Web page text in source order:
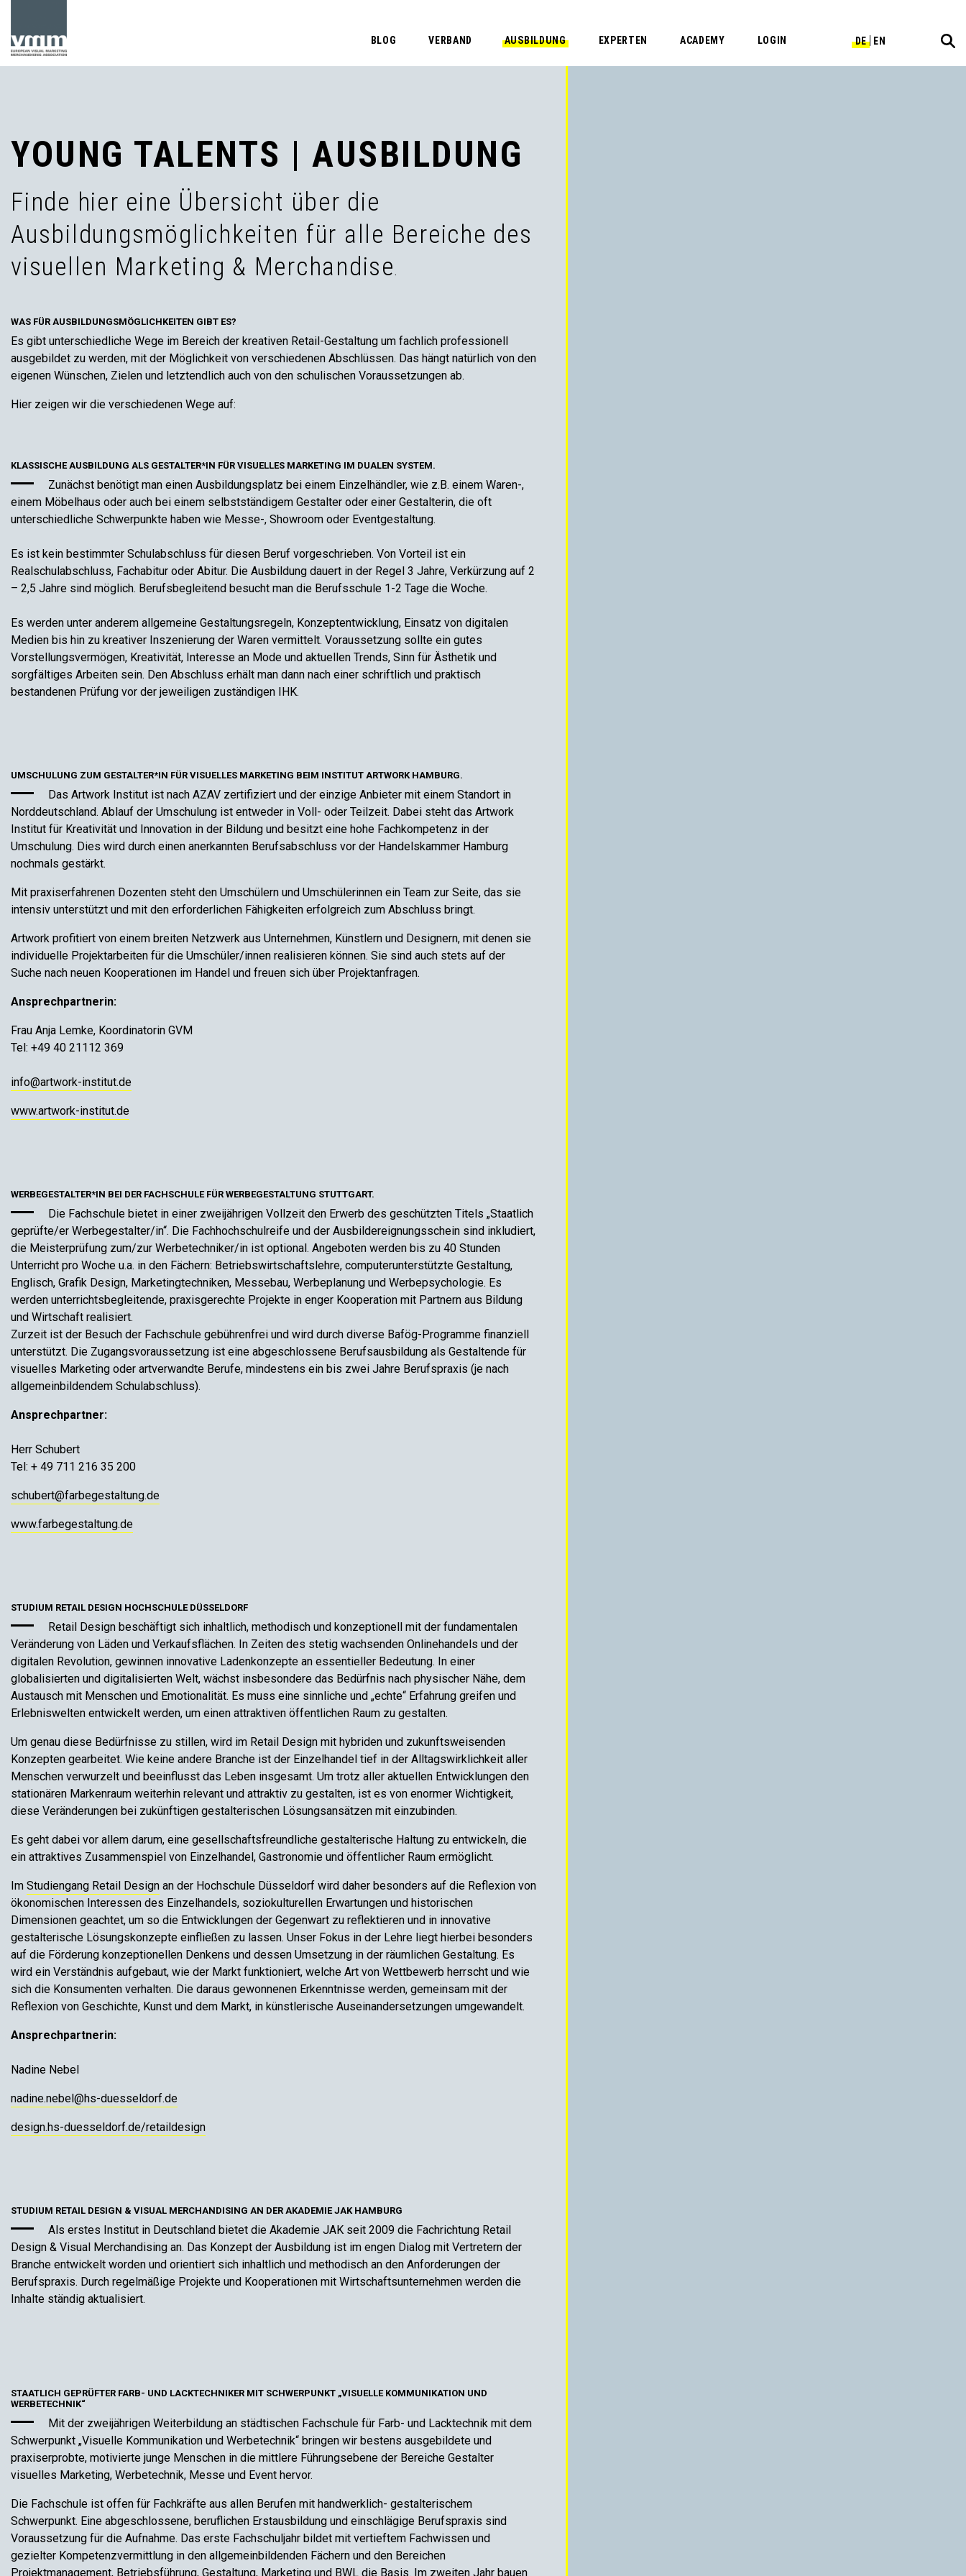
BLOG VERBAND AUSBILDUNG EXPERTEN ACADEMY LOGIN DE EN
YOUNG TALENTS | AUSBILDUNG
Finde hier eine Übersicht über die
Ausbildungsmöglichkeiten für alle Bereiche des
visuellen Marketing & Merchandise.
WAS FÜR AUSBILDUNGSMÖGLICHKEITEN GIBT ES?
Es gibt unterschiedliche Wege im Bereich der kreativen Retail-Gestaltung um fachlich professionell
ausgebildet zu werden, mit der Möglichkeit von verschiedenen Abschlüssen. Das hängt natürlich von den
eigenen Wünschen, Zielen und letztendlich auch von den schulischen Voraussetzungen ab.
Hier zeigen wir die verschiedenen Wege auf:
KLASSISCHE AUSBILDUNG ALS GESTALTER*IN FÜR VISUELLES MARKETING IM DUALEN SYSTEM.
Zunächst benötigt man einen Ausbildungsplatz bei einem Einzelhändler, wie z.B. einem Waren-,
einem Möbelhaus oder auch bei einem selbstständigem Gestalter oder einer Gestalterin, die oft
unterschiedliche Schwerpunkte haben wie Messe-, Showroom oder Eventgestaltung.
Es ist kein bestimmter Schulabschluss für diesen Beruf vorgeschrieben. Von Vorteil ist ein
Realschulabschluss, Fachabitur oder Abitur. Die Ausbildung dauert in der Regel 3 Jahre, Verkürzung auf 2
– 2,5 Jahre sind möglich. Berufsbegleitend besucht man die Berufsschule 1-2 Tage die Woche.
Es werden unter anderem allgemeine Gestaltungsregeln, Konzeptentwicklung, Einsatz von digitalen
Medien bis hin zu kreativer Inszenierung der Waren vermittelt. Voraussetzung sollte ein gutes
Vorstellungsvermögen, Kreativität, Interesse an Mode und aktuellen Trends, Sinn für Ästhetik und
sorgfältiges Arbeiten sein. Den Abschluss erhält man dann nach einer schriftlich und praktisch
bestandenen Prüfung vor der jeweiligen zuständigen IHK.
UMSCHULUNG ZUM GESTALTER*IN FÜR VISUELLES MARKETING BEIM INSTITUT ARTWORK HAMBURG.
Das Artwork Institut ist nach AZAV zertifiziert und der einzige Anbieter mit einem Standort in
Norddeutschland. Ablauf der Umschulung ist entweder in Voll- oder Teilzeit. Dabei steht das Artwork
Institut für Kreativität und Innovation in der Bildung und besitzt eine hohe Fachkompetenz in der
Umschulung. Dies wird durch einen anerkannten Berufsabschluss vor der Handelskammer Hamburg
nochmals gestärkt.
Mit praxiserfahrenen Dozenten steht den Umschülern und Umschülerinnen ein Team zur Seite, das sie
intensiv unterstützt und mit den erforderlichen Fähigkeiten erfolgreich zum Abschluss bringt.
Artwork profitiert von einem breiten Netzwerk aus Unternehmen, Künstlern und Designern, mit denen sie
individuelle Projektarbeiten für die Umschüler/innen realisieren können. Sie sind auch stets auf der
Suche nach neuen Kooperationen im Handel und freuen sich über Projektanfragen.
Ansprechpartnerin:
Frau Anja Lemke, Koordinatorin GVM
Tel: +49 40 21112 369
info@artwork-institut.de
www.artwork-institut.de
WERBEGESTALTER*IN BEI DER FACHSCHULE FÜR WERBEGESTALTUNG STUTTGART.
Die Fachschule bietet in einer zweijährigen Vollzeit den Erwerb des geschützten Titels „Staatlich
geprüfte/er Werbegestalter/in“. Die Fachhochschulreife und der Ausbildereignungsschein sind inkludiert,
die Meisterprüfung zum/zur Werbetechniker/in ist optional. Angeboten werden bis zu 40 Stunden
Unterricht pro Woche u.a. in den Fächern: Betriebswirtschaftslehre, computerunterstützte Gestaltung,
Englisch, Grafik Design, Marketingtechniken, Messebau, Werbeplanung und Werbepsychologie. Es
werden unterrichtsbegleitende, praxisgerechte Projekte in enger Kooperation mit Partnern aus Bildung
und Wirtschaft realisiert.
Zurzeit ist der Besuch der Fachschule gebührenfrei und wird durch diverse Bafög-Programme finanziell
unterstützt. Die Zugangsvoraussetzung ist eine abgeschlossene Berufsausbildung als Gestaltende für
visuelles Marketing oder artverwandte Berufe, mindestens ein bis zwei Jahre Berufspraxis (je nach
allgemeinbildendem Schulabschluss).
Ansprechpartner:
Herr Schubert
Tel: + 49 711 216 35 200
schubert@farbegestaltung.de
www.farbegestaltung.de
STUDIUM RETAIL DESIGN HOCHSCHULE DÜSSELDORF
Retail Design beschäftigt sich inhaltlich, methodisch und konzeptionell mit der fundamentalen
Veränderung von Läden und Verkaufsflächen. In Zeiten des stetig wachsenden Onlinehandels und der
digitalen Revolution, gewinnen innovative Ladenkonzepte an essentieller Bedeutung. In einer
globalisierten und digitalisierten Welt, wächst insbesondere das Bedürfnis nach physischer Nähe, dem
Austausch mit Menschen und Emotionalität. Es muss eine sinnliche und „echte“ Erfahrung greifen und
Erlebniswelten entwickelt werden, um einen attraktiven öffentlichen Raum zu gestalten.
Um genau diese Bedürfnisse zu stillen, wird im Retail Design mit hybriden und zukunftsweisenden
Konzepten gearbeitet. Wie keine andere Branche ist der Einzelhandel tief in der Alltagswirklichkeit aller
Menschen verwurzelt und beeinflusst das Leben insgesamt. Um trotz aller aktuellen Entwicklungen den
stationären Markenraum weiterhin relevant und attraktiv zu gestalten, ist es von enormer Wichtigkeit,
diese Veränderungen bei zukünftigen gestalterischen Lösungsansätzen mit einzubinden.
Es geht dabei vor allem darum, eine gesellschaftsfreundliche gestalterische Haltung zu entwickeln, die
ein attraktives Zusammenspiel von Einzelhandel, Gastronomie und öffentlicher Raum ermöglicht.
Im Studiengang Retail Design an der Hochschule Düsseldorf wird daher besonders auf die Reflexion von
ökonomischen Interessen des Einzelhandels, soziokulturellen Erwartungen und historischen
Dimensionen geachtet, um so die Entwicklungen der Gegenwart zu reflektieren und in innovative
gestalterische Lösungskonzepte einfließen zu lassen. Unser Fokus in der Lehre liegt hierbei besonders
auf die Förderung konzeptionellen Denkens und dessen Umsetzung in der räumlichen Gestaltung. Es
wird ein Verständnis aufgebaut, wie der Markt funktioniert, welche Art von Wettbewerb herrscht und wie
sich die Konsumenten verhalten. Die daraus gewonnenen Erkenntnisse werden, gemeinsam mit der
Reflexion von Geschichte, Kunst und dem Markt, in künstlerische Auseinandersetzungen umgewandelt.
Ansprechpartnerin:
Nadine Nebel
nadine.nebel@hs-duesseldorf.de
design.hs-duesseldorf.de/retaildesign
STUDIUM RETAIL DESIGN & VISUAL MERCHANDISING AN DER AKADEMIE JAK HAMBURG
Als erstes Institut in Deutschland bietet die Akademie JAK seit 2009 die Fachrichtung Retail
Design & Visual Merchandising an. Das Konzept der Ausbildung ist im engen Dialog mit Vertretern der
Branche entwickelt worden und orientiert sich inhaltlich und methodisch an den Anforderungen der
Berufspraxis. Durch regelmäßige Projekte und Kooperationen mit Wirtschaftsunternehmen werden die
Inhalte ständig aktualisiert.
STAATLICH GEPRÜFTER FARB- UND LACKTECHNIKER MIT SCHWERPUNKT „VISUELLE KOMMUNIKATION UND
WERBETECHNIK“
Mit der zweijährigen Weiterbildung an städtischen Fachschule für Farb- und Lacktechnik mit dem
Schwerpunkt „Visuelle Kommunikation und Werbetechnik“ bringen wir bestens ausgebildete und
praxiserprobte, motivierte junge Menschen in die mittlere Führungsebene der Bereiche Gestalter
visuelles Marketing, Werbetechnik, Messe und Event hervor.
Die Fachschule ist offen für Fachkräfte aus allen Berufen mit handwerklich- gestalterischem
Schwerpunkt. Eine abgeschlossene, beruflichen Erstausbildung und einschlägige Berufspraxis sind
Voraussetzung für die Aufnahme. Das erste Fachschuljahr bildet mit vertieftem Fachwissen und
gezielter Kompetenzvermittlung in den allgemeinbildenden Fächern und den Bereichen
Projektmanagement, Betriebsführung, Gestaltung, Marketing und BWL die Basis. Im zweiten Jahr bauen